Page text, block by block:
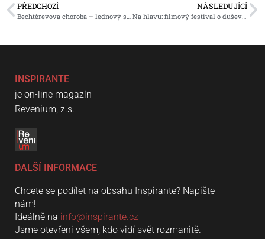
PŘEDCHOZÍ NÁSLEDUJÍCÍ
Na hlavu: filmový festival o duševním zdraví a mysli
INSPIRANTE
je on-line magazín
Revenium, z.s.
DALŠÍ INFORMACE
Chcete se podílet na obsahu Inspirante? Napište
nám!
Ideálně na info@inspirante.cz
Jsme otevřeni všem, kdo vidí svět rozmanitě.